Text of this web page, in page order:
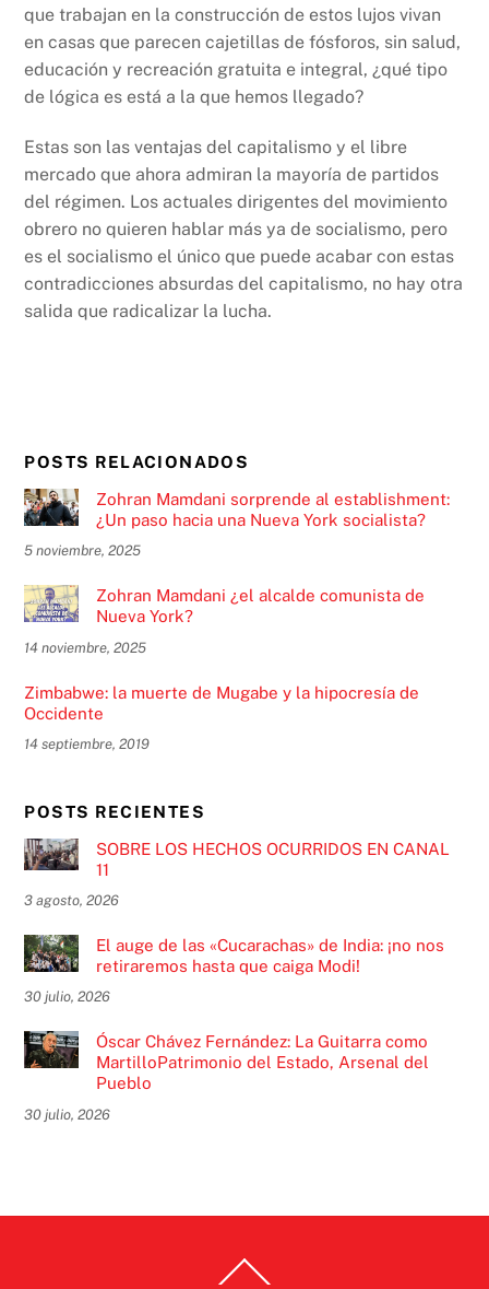
que trabajan en la construcción de estos lujos vivan
en casas que parecen cajetillas de fósforos, sin salud,
educación y recreación gratuita e integral, ¿qué tipo
de lógica es está a la que hemos llegado?
Estas son las ventajas del capitalismo y el libre
mercado que ahora admiran la mayoría de partidos
del régimen. Los actuales dirigentes del movimiento
obrero no quieren hablar más ya de socialismo, pero
es el socialismo el único que puede acabar con estas
contradicciones absurdas del capitalismo, no hay otra
salida que radicalizar la lucha.
POSTS RELACIONADOS
Zohran Mamdani sorprende al establishment:
¿Un paso hacia una Nueva York socialista?
5 noviembre, 2025
Zohran Mamdani ¿el alcalde comunista de
Nueva York?
14 noviembre, 2025
Zimbabwe: la muerte de Mugabe y la hipocresía de
Occidente
14 septiembre, 2019
POSTS RECIENTES
SOBRE LOS HECHOS OCURRIDOS EN CANAL
11
3 agosto, 2026
El auge de las «Cucarachas» de India: ¡no nos
retiraremos hasta que caiga Modi!
30 julio, 2026
Óscar Chávez Fernández: La Guitarra como
MartilloPatrimonio del Estado, Arsenal del
Pueblo
30 julio, 2026